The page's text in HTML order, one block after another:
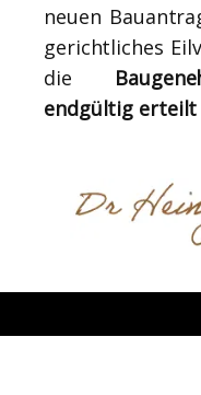
neuen
gerichtliches
die
endgültig erteilt